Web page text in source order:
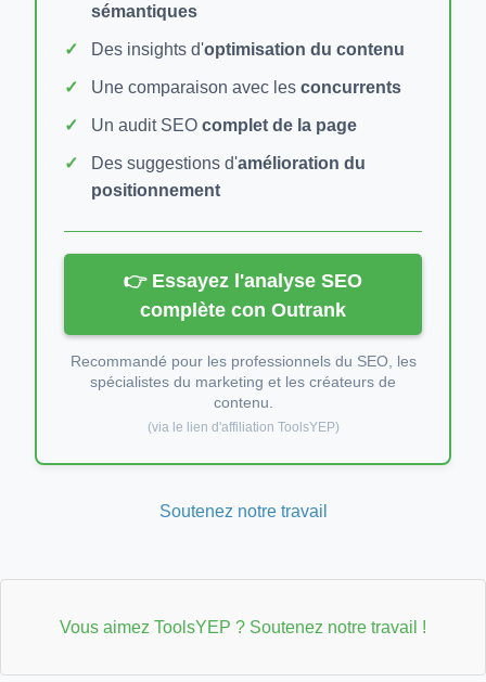
sémantiques
Des insights d'optimisation du contenu
Une comparaison avec les concurrents
Un audit SEO complet de la page
Des suggestions d'amélioration du
positionnement
👉 Essayez l'analyse SEO
complète con Outrank
Recommandé pour les professionnels du SEO, les
spécialistes du marketing et les créateurs de
contenu.
(via le lien d'affiliation ToolsYEP)
Soutenez notre travail
Vous aimez ToolsYEP ? Soutenez notre travail !